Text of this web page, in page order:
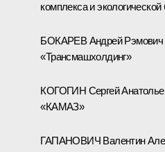
комплекса и экологической
БОКАРЕВ Андрей Рэмович
«Трансмашхолдинг»
КОГОГИН Сергей
«КАМАЗ»
ГАПАНОВИЧ Валентин